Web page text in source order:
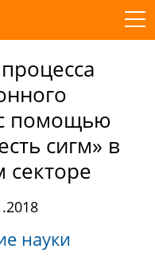
помощью
сигм» в
секторе
науки